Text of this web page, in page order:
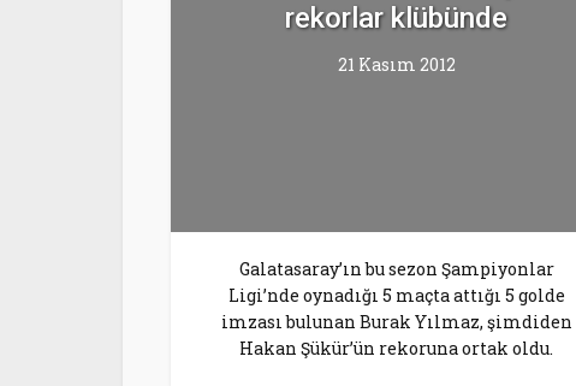
rekorlar klübünde
21 Kasım 2012
Galatasaray’ın bu sezon Şampiyonlar
Ligi’nde oynadığı 5 maçta attığı 5 golde
imzası bulunan Burak Yılmaz, şimdiden
Hakan Şükür’ün rekoruna ortak oldu.